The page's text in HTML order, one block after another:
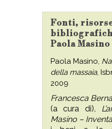
Fonti,
Paola Masino
Paola Masino,
della massaia,
2009
Francesca
(a cura di),
Masino –